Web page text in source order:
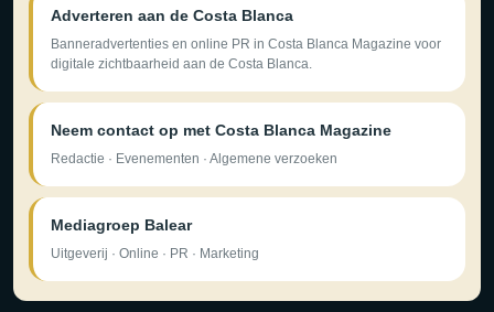
Adverteren aan de Costa Blanca
Banneradvertenties en online PR in Costa Blanca Magazine voor
digitale zichtbaarheid aan de Costa Blanca.
Neem contact op met Costa Blanca Magazine
Redactie · Evenementen · Algemene verzoeken
Mediagroep Balear
Uitgeverij · Online · PR · Marketing